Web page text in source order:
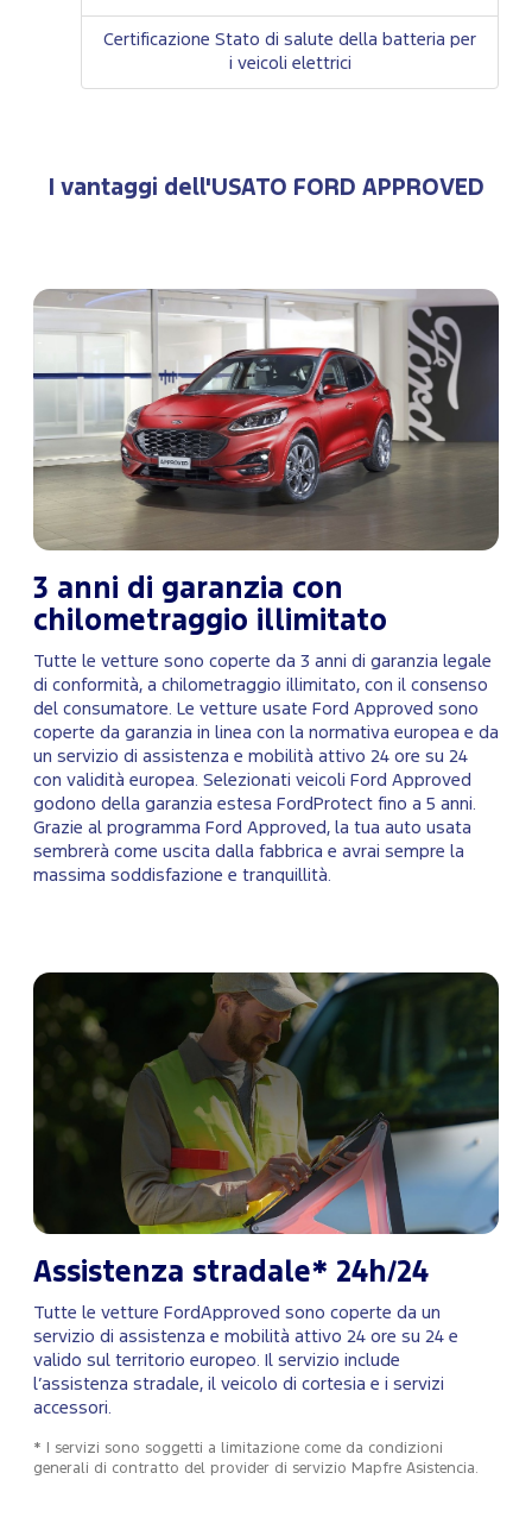
Certificazione Stato di salute della batteria per
i veicoli elettrici
I vantaggi dell'USATO FORD APPROVED
3 anni di garanzia con
chilometraggio illimitato
Tutte le vetture sono coperte da 3 anni di garanzia legale
di conformità, a chilometraggio illimitato, con il consenso
del consumatore. Le vetture usate Ford Approved sono
coperte da garanzia in linea con la normativa europea e da
un servizio di assistenza e mobilità attivo 24 ore su 24
con validità europea. Selezionati veicoli Ford Approved
godono della garanzia estesa FordProtect fino a 5 anni.
Grazie al programma Ford Approved, la tua auto usata
sembrerà come uscita dalla fabbrica e avrai sempre la
massima soddisfazione e tranquillità.
Assistenza stradale* 24h/24
Tutte le vetture FordApproved sono coperte da un
servizio di assistenza e mobilità attivo 24 ore su 24 e
valido sul territorio europeo. Il servizio include
l’assistenza stradale, il veicolo di cortesia e i servizi
accessori.
* I servizi sono soggetti a limitazione come da condizioni
generali di contratto del provider di servizio Mapfre Asistencia.